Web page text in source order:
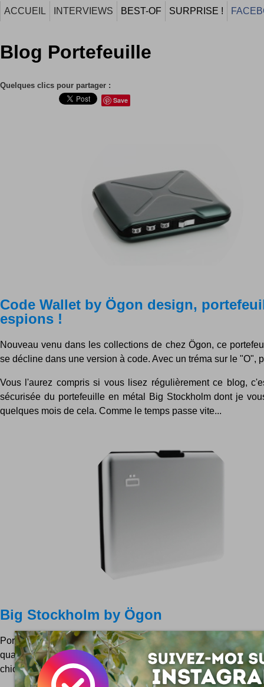
ACCUEIL INTERVIEWS BEST-OF SURPRISE !
Blog Portefeuille
Quelques clics pour partager :
Save
Code Wallet by Ögon design,
espions !
Nouveau venu dans les collections de chez Ögon, ce
se décline dans une version à code. Avec un tréma sur le "O",
Vous l'aurez compris si vous lisez régulièrement ce blog,
sécurisée du portefeuille en métal Big Stockholm dont je
quelques mois de cela. Comme le temps passe vite...
Big Stockholm by Ögon
Porter ses feuilles, c'est la vocation première d'un bon vieux
quand il faut y mettre le talent, voici le design qui rapplique
chic !